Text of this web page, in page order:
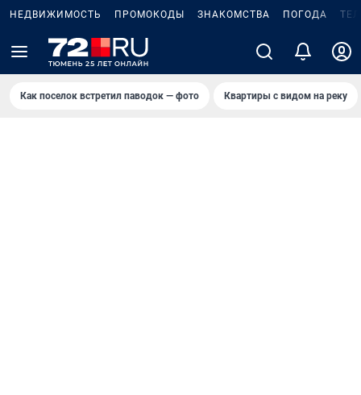
НЕДВИЖИМОСТЬ ПРОМОКОДЫ ЗНАКОМСТВА ПОГОДА
Как поселок встретил паводок — фото Квартиры с видом на реку